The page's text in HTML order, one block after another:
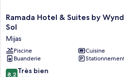
Ramada
Hotel
Suites
by
Wyndham
Costa
Ramada Hotel & Suites by
Sol
Mijas
Piscine
Cuisine
Buanderie
8.2
8,2 Très bien